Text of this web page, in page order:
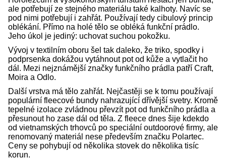
ale potřebují ze stejného materiálu také kalhoty. Navíc se
pod nimi potřebují i zahřát. Používají tedy cibulový princip
oblékání. Přímo na holé tělo se obléká funkční prádlo.
Jeho úkol je jediný: uchovat suchou pokožku.
Vývoj v textilním oboru šel tak daleko, že triko, spodky i
podprsenka dokážou vytáhnout pot od kůže a vytlačit ho
dál. Mezi nejznámější značky funkčního prádla patří Craft,
Moira a Odlo.
Další vrstva má tělo zahřát. Nejčastěji se k tomu používají
populární fleecové bundy nahrazující dřívější svetry. Kromě
tepelné izolace zvládnou převzít pot od funkčního prádla a
přesunout ho zase dál od těla. Z fleece dnes šije kdekdo
od vietnamských trhovců po speciální outdoorové firmy, ale
renomovaný materiál nese především značku Polartec.
Ceny se pohybují od několika stovek do několika tisíc
korun.